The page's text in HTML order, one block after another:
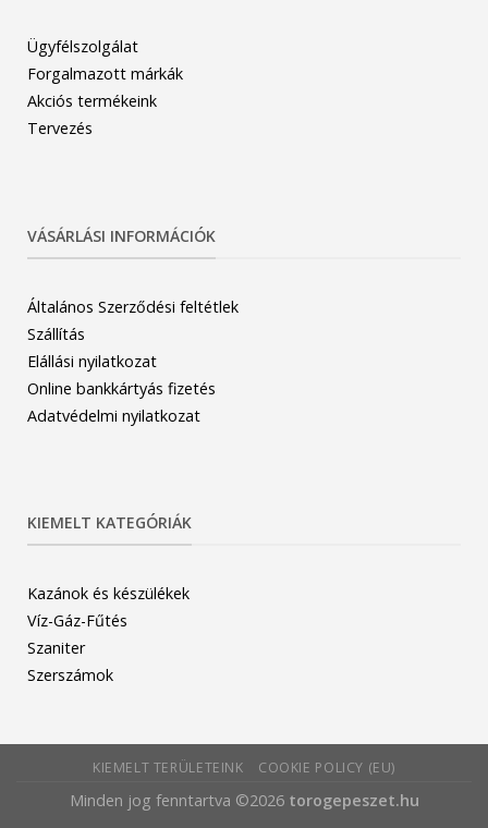
Ügyfélszolgálat
Forgalmazott márkák
Akciós termékeink
Tervezés
VÁSÁRLÁSI INFORMÁCIÓK
Általános Szerződési feltétlek
Szállítás
Elállási nyilatkozat
Online bankkártyás fizetés
Adatvédelmi nyilatkozat
KIEMELT KATEGÓRIÁK
Kazánok és készülékek
Víz-Gáz-Fűtés
Szaniter
Szerszámok
KIEMELT TERÜLETEINK COOKIE POLICY (EU)
Minden jog fenntartva ©2026 torogepeszet.hu